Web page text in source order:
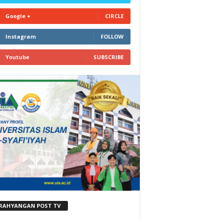
Google + CIRCLE
Instagram FOLLOW
Youtube SUBSCRIBE
POST TV